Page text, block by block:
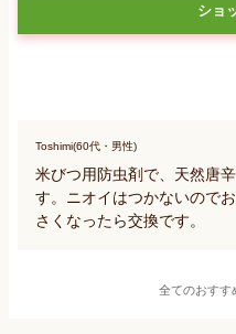
ショ
Toshimi(60代・男性)
米びつ用防虫剤で、天然唐
す。ニオイはつかないので
さくなったら交換です。
全てのおすす